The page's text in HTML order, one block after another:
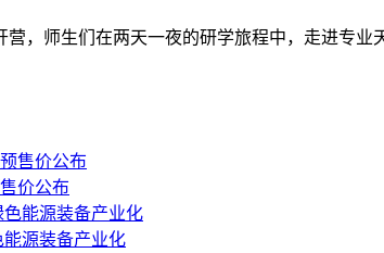
营，师生们在两天一夜的研学旅程中，走进专
价公布
源装备产业化